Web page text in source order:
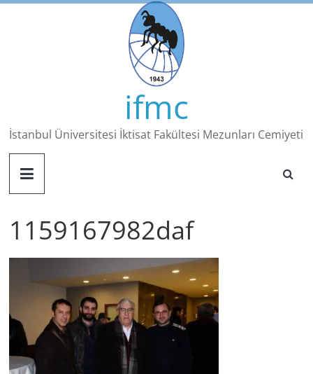
Skip
ifmc
İstanbul Üniversitesi İktisat Fakültesi Mezunları Cemiyeti
1159167982daf